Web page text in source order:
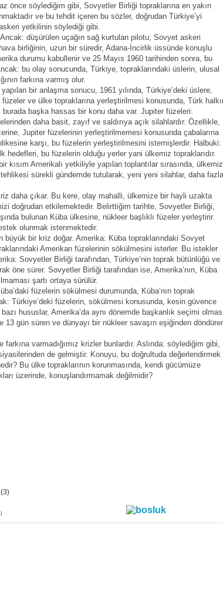
önce söylediğim gibi, Sovyetler Birliği topraklarına en yakın
ve bu tehdit içeren bu sözler, doğrudan Türkiye’yi
yetkilinin söylediği gibi.
düşürülen uçağın sağ kurtulan pilotu; Sovyet askeri
birliğinin, uzun bir süredir, Adana-İncirlik üssünde konuşlu
durumu kabullenir ve 25 Mayıs 1960 tarihinden sonra, bu
bu olay sonucunda, Türkiye, topraklarındaki üslerin, ulusal
farkına varmış olur.
bir anlaşma sonucu, 1961 yılında, Türkiye’deki üslere,
ve ülke topraklarına yerleştirilmesi konusunda, Türk
burada başka hassas bir konu daha var. Jupiter füzeleri:
daha basit, zayıf ve saldırıya açık silahlardır. Özellikle,
Jupiter füzelerinin yerleştirilmemesi konusunda çabalarına
karşı, bu füzelerin yerleştirilmesini istemişlerdir. Halbuki:
hedefleri, bu füzelerin olduğu yerler yani ülkemiz topraklarıdır.
kısım Amerikalı yetkiliyle yapılan toplantılar sırasında,
sürekli gündemde tutularak, yeni yeni silahlar, daha fazla
daha çıkar. Bu kere, olay mahalli, ülkemize bir hayli uzakta
doğrudan etkilemektedir. Belirttiğim tarihte, Sovyetler Birliği,
bulunan Küba ülkesine, nükleer başlıklı füzeler yerleştirir.
olunmak istenmektedir.
büyük bir kriz doğar. Amerika: Küba topraklarındaki Sovyet
Amerikan füzelerinin sökülmesini isterler. Bu istekler
Sovyetler Birliği tarafından, Türkiye’nin toprak bütünlüğü ve
öne sürer. Sovyetler Birliği tarafından ise, Amerika’nın, Küba
şartı ortaya sürülür.
füzelerin sökülmesi durumunda, Küba’nın toprak
Türkiye’deki füzelerin, sökülmesi konusunda, kesin güvence
hususlar, Amerika’da aynı dönemde başkanlık seçimi
13 gün süren ve dünyayı bir nükleer savaşın eşiğinden
varmadığımız krizler bunlardır. Aslında: söylediğim gibi,
de gelmiştir. Konuyu, bu doğrultuda değerlendirmek
Bu ülke topraklarının korunmasında, kendi gücümüze
üzerinde, konuşlandırmamak değilmidir?
(3)